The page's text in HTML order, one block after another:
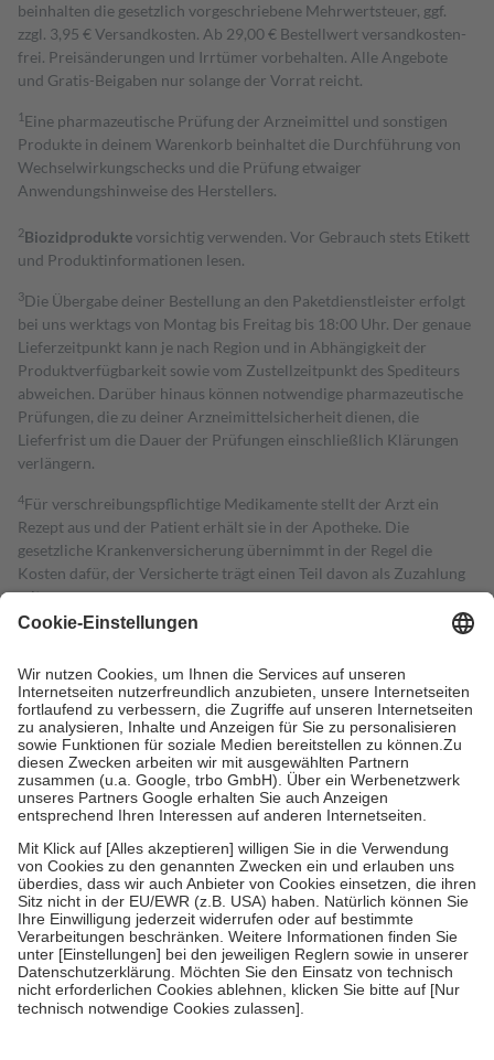
beinhalten die gesetzlich vorgeschriebene Mehrwertsteuer, ggf.
zzgl. 3,95 € Versandkosten. Ab 29,00 € Bestell­wert versand­kosten­
frei. Preisänderungen und Irrtümer vorbehalten. Alle Angebote
und Gratis-Beigaben nur solange der Vorrat reicht.
1 Eine pharmazeutische Prüfung der Arzneimittel und sonstigen
Produkte in deinem Warenkorb beinhaltet die Durchführung von
Wechselwirkungschecks und die Prüfung etwaiger
Anwendungshinweise des Herstellers.
2Biozidproduktevorsichtig verwenden. Vor Gebrauch stets Etikett
und Produktinformationen lesen.
3Die Übergabe deiner Bestellung an den Paketdienstleister erfolgt
bei uns werktags von Montag bis Freitag bis 18:00 Uhr. Der genaue
Lieferzeitpunkt kann je nach Region und in Abhängigkeit der
Produktverfügbarkeit sowie vom Zustellzeitpunkt des Spediteurs
abweichen. Darüber hinaus können notwendige pharmazeutische
Prüfungen, die zu deiner Arzneimittelsicherheit dienen, die
Lieferfrist um die Dauer der Prüfungen einschließlich Klärungen
verlängern.
4Für verschreibungspflichtige Medikamente stellt der Arzt ein
Rezept aus und der Patient erhält sie in der Apotheke. Die
gesetzliche Krankenversicherung übernimmt in der Regel die
Kosten dafür, der Versicherte trägt einen Teil davon als Zuzahlung
mit.
Grundsätzlich leisten Mitglieder Zuzahlungen in Höhe von zehn
höchstens zehn Euro.
Es sind jedoch nie mehr als die tatsächlichen
Kosten der Leistung zu entrichten.
Diese Regeln gelten grundsätzlich auch für Online-Apotheken.
Bei Heilmitteln und häuslicher Krankenpflege beträgt die
Zuzahlung zehn Prozent der Kosten sowie zehn Euro je
Verordnung.
Um das Engagement der Versicherten für ihre eigene Gesundheit zu
stärken und die besondere Stellung der Familie zu unterstützen,
fallenkeine Zuzahlungenan bei:
• Kindern und Jugendlichen bis zum vollendeten 18. Lebensjahr
mit Ausnahme der Fahrkosten
• Untersuchungen zur Vorsorge und Früherkennung, die von der
GKV getragen werden
• empfohlenen Schutzimpfungen
• Harn- und Blutteststreifen